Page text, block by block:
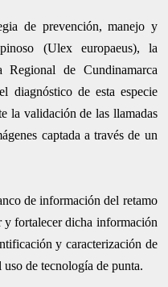
de prevención, manejo y
(Ulex europaeus), la
Regional de Cundinamarca
diagnóstico de esta especie
la validación de las llamadas
captada a través de un
de información del retamo
y fortalecer dicha información
y caracterización de
de tecnología de punta.